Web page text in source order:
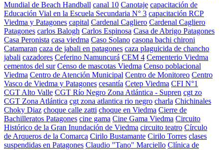
Mundial de Beach Handball canal 10 Canotaje capacitación de
Educación Vial en la Escuela Secundaria N° 3 capacitación RCP
Viedma y Patagones capital Cardenal Cagliero Cardenal Cagliero
Patagones carlos Balogh Carlos Espinosa Casa de Abrigo Patagones
Casa Peronista casa viedma Caso Solano casona bachi chironi
Catamaran caza de jabali en patagones caza plaguicida de chancho
jabali cazadores Ceferino Namuncurá CEM 4 Cementerio Viedma
cementos del sur Censo de mascotas Viedma Censo poblacional
Viedma Centro de Atención Municipal Centro de Monitoreo Centro
Vasco de Viedma y Patagones cesantía Cetep Viedma CFI N°1
CGT Alto Valle CGT Río Negro Zona Atlántica - Supren cgt zo
CGT Zona Atlántica cgt zona atlantica rio negro charla Chichinales
Choky Diaz choque calle zatti choque en Viedma Cierre de
Bachilleratos Patagones cine gama Cine Gama Viedma Circuito
Histórico de la Gran Inundación de Viedma circuito teatro Círculo
de Arqueros de la Comarca Cirilo Bustamante Cirilo Torres clases
suspendidas en Patagones Claudio "Tano" Marciello Clínica de